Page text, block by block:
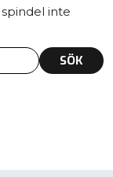
inte
SÖK